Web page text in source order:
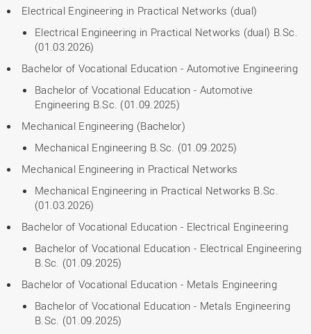
Electrical Engineering in Practical Networks (dual)
Electrical Engineering in Practical Networks (dual) B.Sc.
(01.03.2026)
Bachelor of Vocational Education - Automotive Engineering
Bachelor of Vocational Education - Automotive
Engineering B.Sc. (01.09.2025)
Mechanical Engineering (Bachelor)
Mechanical Engineering B.Sc. (01.09.2025)
Mechanical Engineering in Practical Networks
Mechanical Engineering in Practical Networks B.Sc.
(01.03.2026)
Bachelor of Vocational Education - Electrical Engineering
Bachelor of Vocational Education - Electrical Engineering
B.Sc. (01.09.2025)
Bachelor of Vocational Education - Metals Engineering
Bachelor of Vocational Education - Metals Engineering
B.Sc. (01.09.2025)